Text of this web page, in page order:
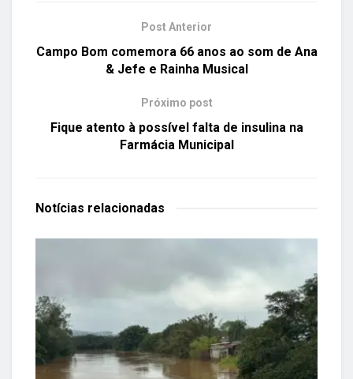
Post Anterior
Campo Bom comemora 66 anos ao som de Ana
& Jefe e Rainha Musical
Próximo post
Fique atento à possível falta de insulina na
Farmácia Municipal
Notícias relacionadas